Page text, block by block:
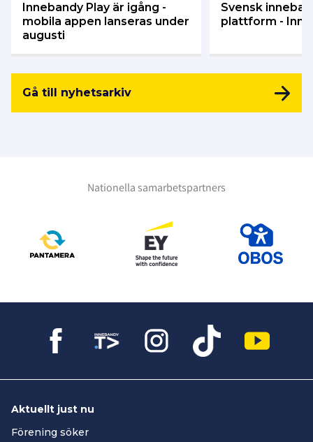
Innebandy Play är igång -
mobila appen lanseras under
augusti
Svensk
plattform -
Gå till nyhetsarkiv
Nationella samarbetspartners
Aktuellt just nu
Förening söker